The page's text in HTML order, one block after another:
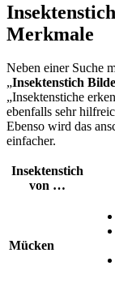
Merkmale
Neben einer Suche
„Insektenstich
„Insektenstiche
ebenfalls sehr
Ebenso wird das
einfacher.
Insektenstich
von …
Mücken